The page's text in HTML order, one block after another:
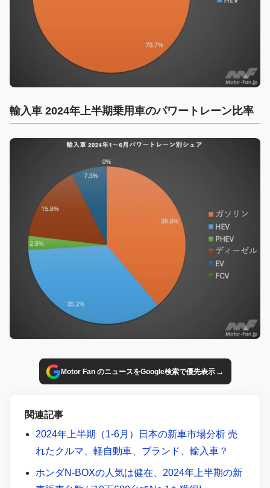
輸入車 2024年上半期乗用車のパワートレーン比率
Motor Fan のニュースをGoogle検索で優先表示→
関連記事
2024年上半期（1-6月）日本の新車市場分析 売
れたクルマ、軽自動車、ブランド、輸入車？
ホンダN-BOXの人気は健在、2024年上半期の新